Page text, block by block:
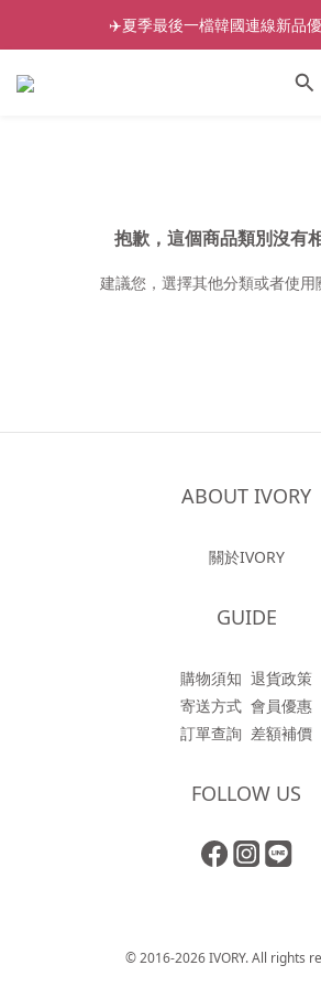
✈️夏季最後一檔韓國連線新品
抱歉，這個商品類別沒有
建議您，選擇其他分類或者使用
ABOUT IVORY
關於IVORY
GUIDE
購物須知 退貨政策
寄送方式 會員優惠
訂單查詢 差額補價
FOLLOW US
© 2016-2026 IVORY. All rights